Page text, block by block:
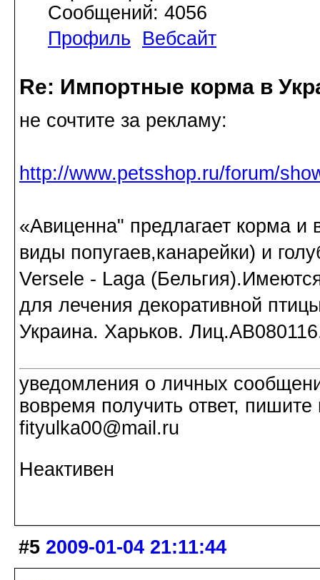
Сообщений: 4056
Профиль
Вебсайт
Re: Импортные корма в
не сочтите за рекламу:
http://www.petsshop.ru/forum/
«Авиценна" предлагает корма и
виды попугаев,канарейки) и
Versele - Laga
для лечения декоративной
Украина. Харьков.
уведомления о личных
вовремя получить ответ,
fityulka00@mail.ru
Неактивен
#5 2009-01-04 21:11:44